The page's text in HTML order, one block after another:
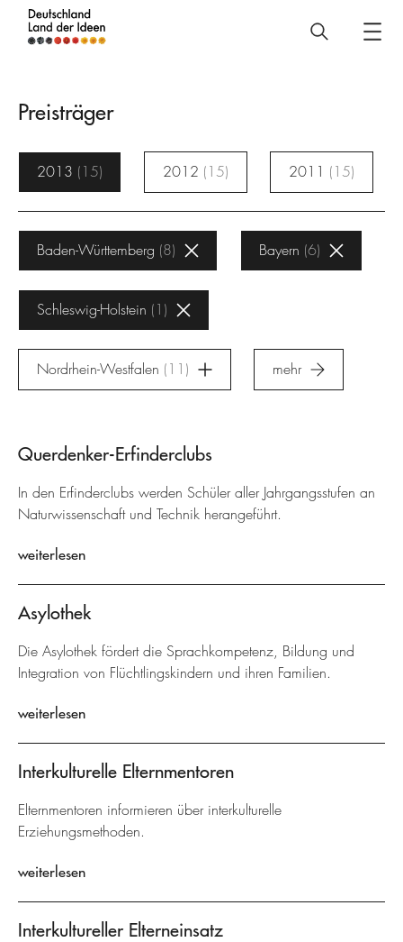
Land
Ideen
Preisträger
Preisträger
2013 15 2012 15 2011 15
Baden-Württemberg 8 Bayern 6
Schleswig-Holstein 1
Nordrhein-Westfalen 11 mehr
Querdenker-Erfinderclubs
In den Erfinderclubs werden Schüler aller Jahrgangsstufen an
Naturwissenschaft und Technik herangeführt.
weiterlesen
Asylothek
Die Asylothek fördert die Sprachkompetenz, Bildung und
Integration von Flüchtlingskindern und ihren Familien.
weiterlesen
Interkulturelle Elternmentoren
Elternmentoren informieren über interkulturelle
Erziehungsmethoden.
weiterlesen
Interkultureller Elterneinsatz